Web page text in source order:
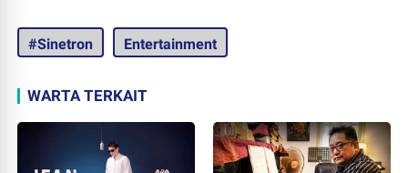
#Sinetron Entertainment
WARTA TERKAIT